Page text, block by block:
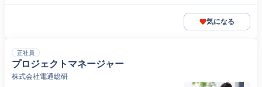
気になる
正社員
プロジェクトマネージャー
株式会社電通総研